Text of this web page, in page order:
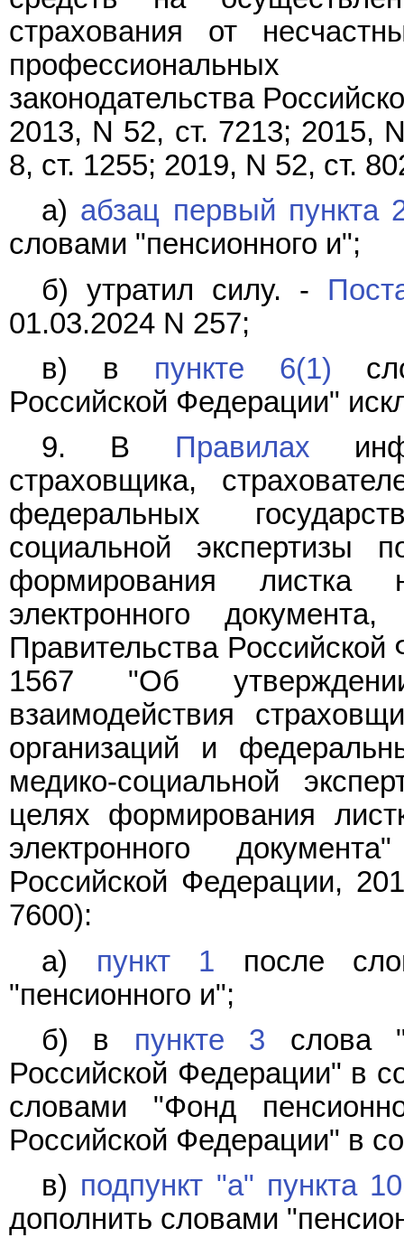
страхования от
профессиональных
законодательства
2013, N 52, ст. 7213; 2015,
8, ст. 1255; 2019, N 52, ст.
а) абзац первый пункта
словами "пенсионного и";
б) утратил силу. -
01.03.2024 N 257;
в) в пункте 6(1)
Российской Федерации"
9. В Правилах
страховщика,
федеральных
социальной экспертизы
формирования листка
электронного
Правительства Российской
1567 "Об
взаимодействия
организаций и
медико-социальной
целях формирования
электронного
Российской Федерации,
7600):
а) пункт 1 после
"пенсионного и";
б) в пункте 3 слова
Российской Федерации" в
словами "Фонд
Российской Федерации" в
в) подпункт "а" пункта 10
дополнить словами